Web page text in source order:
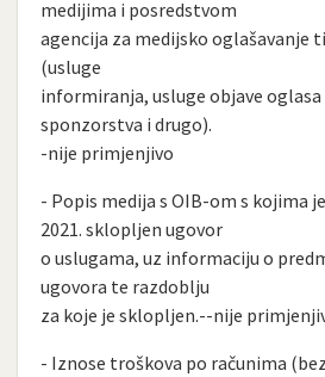
medijima i posredstvom
agencija za medijsko oglašavanje
(usluge
informiranja, usluge objave
sponzorstva i drugo).
-nije primjenjivo
- Popis medija s OIB-om s kojima
2021. sklopljen ugovor
o uslugama, uz informaciju o
ugovora te razdoblju
za koje je sklopljen.--nije
- Iznose troškova po računima